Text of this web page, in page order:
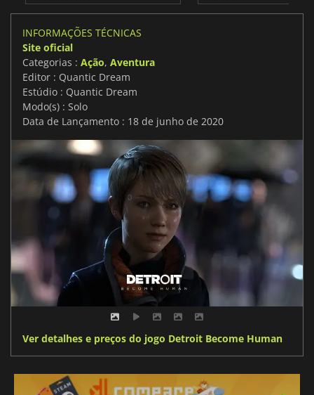
INFORMAÇÕES TÉCNICAS
Site oficial
Categorias : Ação, Aventura
Editor : Quantic Dream
Estúdio : Quantic Dream
Modo(s) : Solo
Data de Lançamento : 18 de junho de 2020
Ver detalhes e preços do jogo Detroit Become Human